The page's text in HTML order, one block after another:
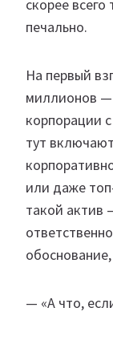
скорее
печально.
На первый
миллионов —
корпорации
тут
или даже
такой актив
— «А что,